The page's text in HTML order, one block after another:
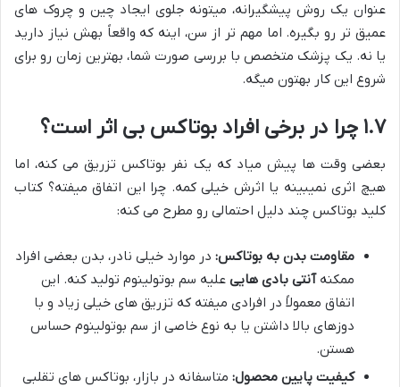
عنوان یک روش پیشگیرانه، میتونه جلوی ایجاد چین و چروک های
عمیق تر رو بگیره. اما مهم تر از سن، اینه که واقعاً بهش نیاز دارید
یا نه. یک پزشک متخصص با بررسی صورت شما، بهترین زمان رو برای
شروع این کار بهتون میگه.
۱.۷ چرا در برخی افراد بوتاکس بی اثر است؟
بعضی وقت ها پیش میاد که یک نفر بوتاکس تزریق می کنه، اما
هیچ اثری نمیبینه یا اثرش خیلی کمه. چرا این اتفاق میفته؟ کتاب
کلید بوتاکس چند دلیل احتمالی رو مطرح می کنه:
مقاومت بدن به بوتاکس: در موارد خیلی نادر، بدن بعضی افراد
ممکنهآنتی بادی هایی علیه سم بوتولینوم تولید کنه. این
اتفاق معمولاً در افرادی میفته که تزریق های خیلی زیاد و با
دوزهای بالا داشتن یا به نوع خاصی از سم بوتولینوم حساس
هستن.
کیفیت پایین محصول: متاسفانه در بازار، بوتاکس های تقلبی